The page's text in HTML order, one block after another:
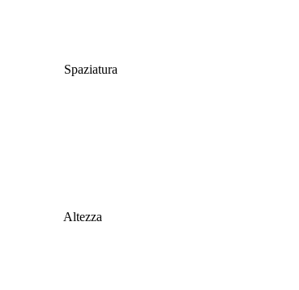
Spaziatura
Altezza